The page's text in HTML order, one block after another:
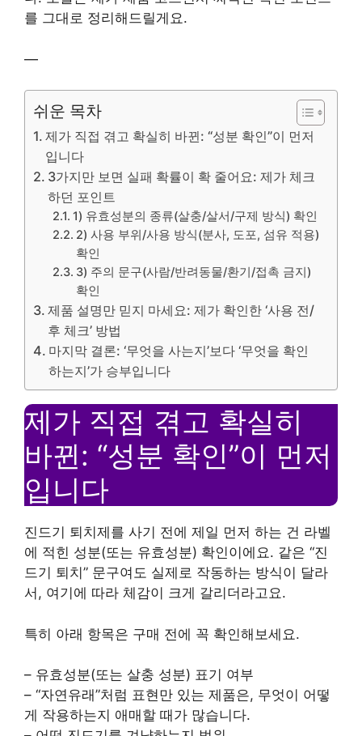
를 그대로 정리해드릴게요.
—
쉬운 목차
제가 직접 겪고 확실히 바뀐: “성분 확인”이 먼저
입니다
3가지만 보면 실패 확률이 확 줄어요: 제가 체크
하던 포인트
1) 유효성분의 종류(살충/살서/구제 방식) 확인
2) 사용 부위/사용 방식(분사, 도포, 섬유 적용)
확인
3) 주의 문구(사람/반려동물/환기/접촉 금지)
확인
제품 설명만 믿지 마세요: 제가 확인한 ‘사용 전/
후 체크’ 방법
마지막 결론: ‘무엇을 사는지’보다 ‘무엇을 확인
하는지’가 승부입니다
제가 직접 겪고 확실히
바뀐: “성분 확인”이 먼저
입니다
진드기 퇴치제를 사기 전에 제일 먼저 하는 건 라벨
에 적힌 성분(또는 유효성분) 확인이에요. 같은 “진
드기 퇴치” 문구여도 실제로 작동하는 방식이 달라
서, 여기에 따라 체감이 크게 갈리더라고요.
특히 아래 항목은 구매 전에 꼭 확인해보세요.
– 유효성분(또는 살충 성분) 표기 여부
– “자연유래”처럼 표현만 있는 제품은, 무엇이 어떻
게 작용하는지 애매할 때가 많습니다.